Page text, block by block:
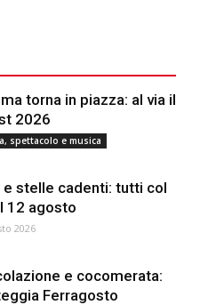
torna in piazza: al via il
2026
spettacolo e musica
e stelle cadenti: tutti col
12 agosto
2026
e cocomerata:
Ferragosto